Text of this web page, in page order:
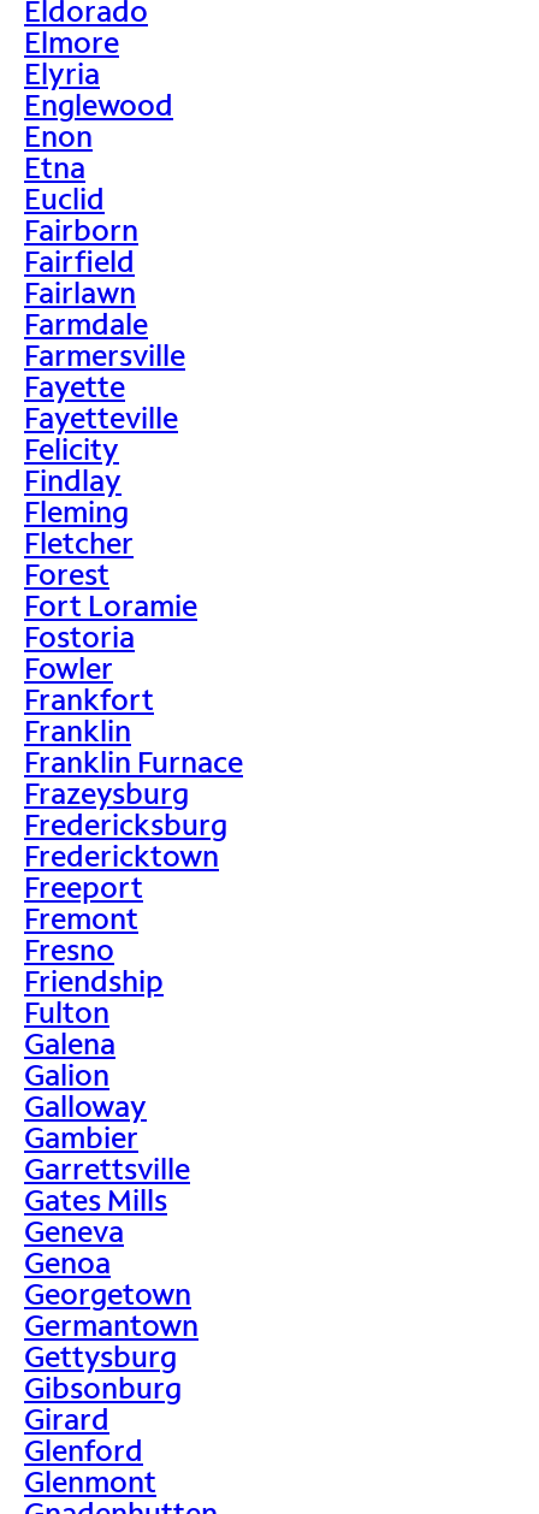
Eldorado
Elmore
Elyria
Englewood
Enon
Etna
Euclid
Fairborn
Fairfield
Fairlawn
Farmdale
Farmersville
Fayette
Fayetteville
Felicity
Findlay
Fleming
Fletcher
Forest
Fort Loramie
Fostoria
Fowler
Frankfort
Franklin
Franklin Furnace
Frazeysburg
Fredericksburg
Fredericktown
Freeport
Fremont
Fresno
Friendship
Fulton
Galena
Galion
Galloway
Gambier
Garrettsville
Gates Mills
Geneva
Genoa
Georgetown
Germantown
Gettysburg
Gibsonburg
Girard
Glenford
Glenmont